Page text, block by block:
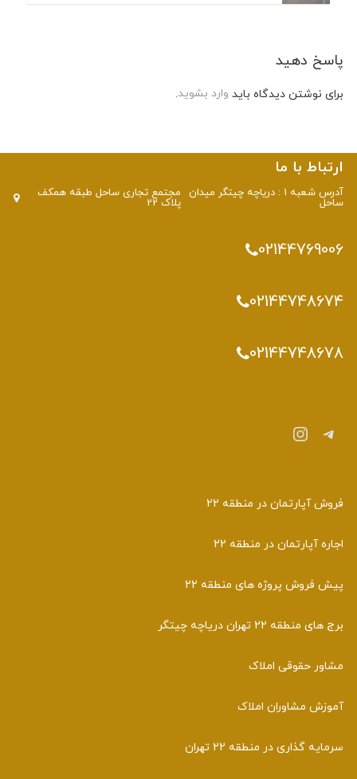
پاسخ دهید
برای نوشتن دیدگاه بایدوارد بشوید.
ارتباط با ما
آدرس شعبه 1 : دریاچه چیتگر میدان
ساحل
مجتمع تجاری ساحل طبقه همکف
پلاک 22
02144769006
02144748674
02144748678
تلگراماینستاگرم
فروش آپارتمان در منطقه 22
اجاره آپارتمان در منطقه 22
پیش فروش پروژه های منطقه 22
برج های منطقه 22 تهران دریاچه چیتگر
مشاور حقوقی املاک
آموزش مشاوران املاک
سرمایه گذاری در منطقه 22 تهران